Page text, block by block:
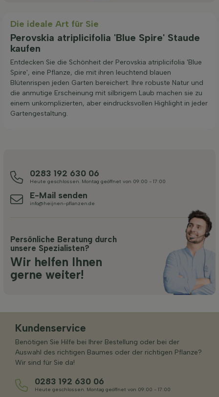
Die ideale Art für Sie
Perovskia atriplicifolia 'Blue Spire' Staude
kaufen
Entdecken Sie die Schönheit der Perovskia atriplicifolia 'Blue
Spire', eine Pflanze, die mit ihren leuchtend blauen
Blütenrispen jeden Garten bereichert. Ihre robuste Natur und
die anmutige Erscheinung mit silbrigem Laub machen sie zu
einem unkomplizierten, aber eindrucksvollen Highlight in jeder
Gartengestaltung.
0283 192 630 06
Heute geschlossen. Montag geöffnet von 09:00 - 17:00
E-Mail senden
info@heijnen-pflanzen.de
Persönliche Beratung durch
unsere Spezialisten?
Wir helfen Ihnen
gerne weiter!
Kundenservice
Benötigen Sie Hilfe bei Ihrer Bestellung oder bei der
Auswahl des richtigen Baumes oder der richtigen Pflanze?
Wir sind für Sie da!
0283 192 630 06
Heute geschlossen. Montag geöffnet von 09:00 - 17:00